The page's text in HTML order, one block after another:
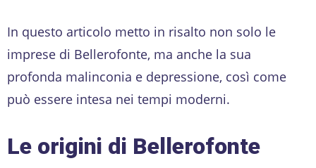
In questo articolo metto in risalto non solo le
imprese di Bellerofonte, ma anche la sua
profonda malinconia e depressione, così come
può essere intesa nei tempi moderni.
Le origini di Bellerofonte